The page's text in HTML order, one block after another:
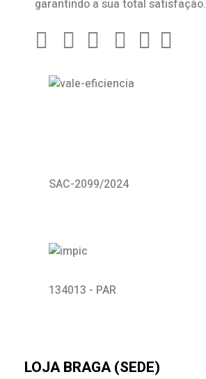
garantindo a sua total satisfação.
SAC-2099/2024
134013 - PAR
LOJA BRAGA (SEDE)